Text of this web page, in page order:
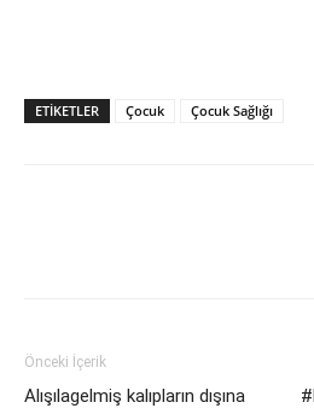
ETIKETLER Çocuk Çocuk Sağlığı
Önceki İçerik
Alışılagelmiş kalıpların dışına